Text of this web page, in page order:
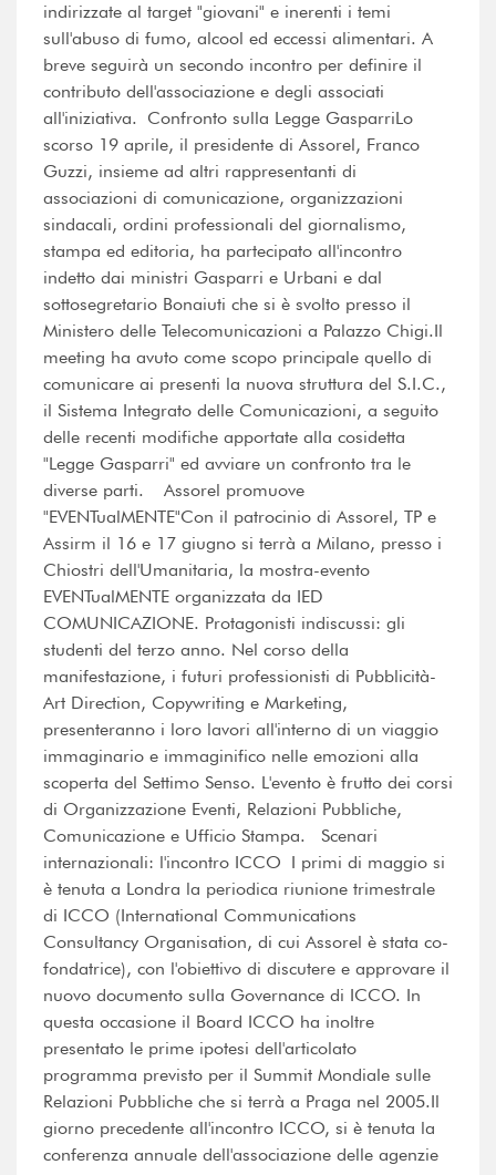
indirizzate al target "giovani" e inerenti i temi
sull'abuso di fumo, alcool ed eccessi alimentari. A
breve seguirà un secondo incontro per definire il
contributo dell'associazione e degli associati
all'iniziativa. Confronto sulla Legge GasparriLo
scorso 19 aprile, il presidente di Assorel, Franco
Guzzi, insieme ad altri rappresentanti di
associazioni di comunicazione, organizzazioni
sindacali, ordini professionali del giornalismo,
stampa ed editoria, ha partecipato all'incontro
indetto dai ministri Gasparri e Urbani e dal
sottosegretario Bonaiuti che si è svolto presso il
Ministero delle Telecomunicazioni a Palazzo Chigi.Il
meeting ha avuto come scopo principale quello di
comunicare ai presenti la nuova struttura del S.I.C.,
il Sistema Integrato delle Comunicazioni, a seguito
delle recenti modifiche apportate alla cosidetta
"Legge Gasparri" ed avviare un confronto tra le
diverse parti. Assorel promuove
"EVENTualMENTE"Con il patrocinio di Assorel, TP e
Assirm il 16 e 17 giugno si terrà a Milano, presso i
Chiostri dell'Umanitaria, la mostra-evento
EVENTualMENTE organizzata da IED
COMUNICAZIONE. Protagonisti indiscussi: gli
studenti del terzo anno. Nel corso della
manifestazione, i futuri professionisti di Pubblicità-
Art Direction, Copywriting e Marketing,
presenteranno i loro lavori all'interno di un viaggio
immaginario e immaginifico nelle emozioni alla
scoperta del Settimo Senso. L'evento è frutto dei corsi
di Organizzazione Eventi, Relazioni Pubbliche,
Comunicazione e Ufficio Stampa. Scenari
internazionali: l'incontro ICCO I primi di maggio si
è tenuta a Londra la periodica riunione trimestrale
di ICCO (International Communications
Consultancy Organisation, di cui Assorel è stata co-
fondatrice), con l'obiettivo di discutere e approvare il
nuovo documento sulla Governance di ICCO. In
questa occasione il Board ICCO ha inoltre
presentato le prime ipotesi dell'articolato
programma previsto per il Summit Mondiale sulle
Relazioni Pubbliche che si terrà a Praga nel 2005.Il
giorno precedente all'incontro ICCO, si è tenuta la
conferenza annuale dell'associazione delle agenzie